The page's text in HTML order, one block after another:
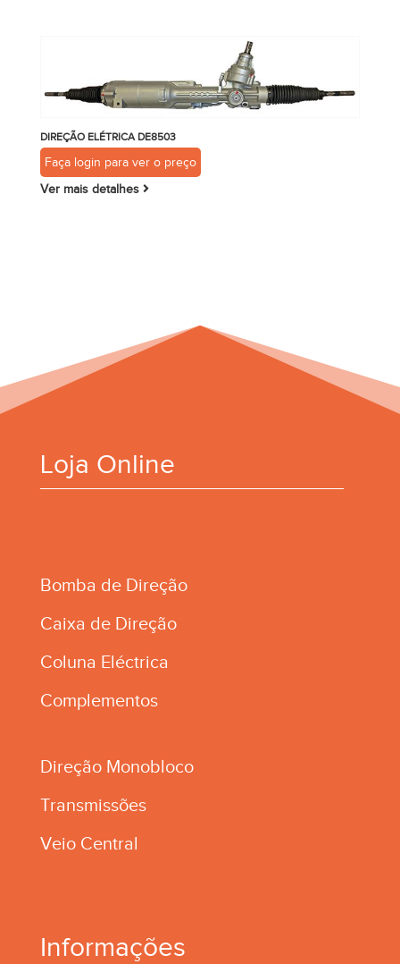
DIREÇÃO ELÉTRICA DE8503
Faça login para ver o preço
Ver mais detalhes
Loja Online
Bomba de Direção
Caixa de Direção
Coluna Eléctrica
Complementos
Direção Monobloco
Transmissões
Veio Central
Informações